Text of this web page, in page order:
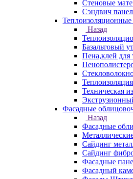
Стеновые
Сэндвич
Назад
Базальтовый
Пена,клей для
Техническая
Фасадные
Назад
Фасадные
Сайдинг
Сайдинг
Фасадные
Фасадный